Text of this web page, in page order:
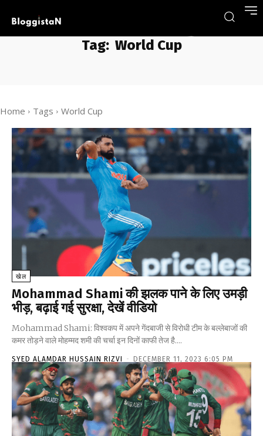
Tag: World Cup
Home Tags World Cup
खेल
Mohammad Shami की झलक पाने के लिए उमड़ी
भीड़, बढ़ाई गई सुरक्षा, देखें वीडियो
Mohammad Shami: विश्वकप में अपने गेंदबाजी से विरोधी टीम के बल्लेबाजों की
कमर तोड़ने वाले मोहम्मद शमी की चर्चा इन दिनों काफी तेज है....
SYED ALAMDAR HUSSAIN RIZVI - DECEMBER 11, 2023 6:05 PM